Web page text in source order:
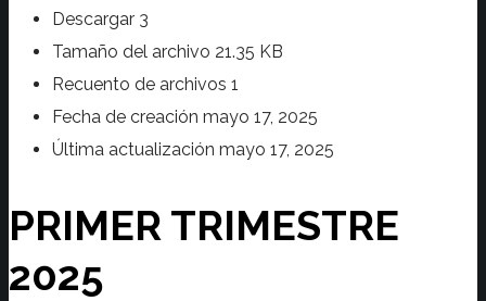
Descargar 3
Tamaño del archivo 21.35 KB
Recuento de archivos 1
Fecha de creación mayo 17, 2025
Última actualización mayo 17, 2025
PRIMER TRIMESTRE
2025